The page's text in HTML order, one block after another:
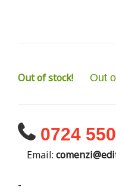
Out of stock! Out
0724
Email:
-